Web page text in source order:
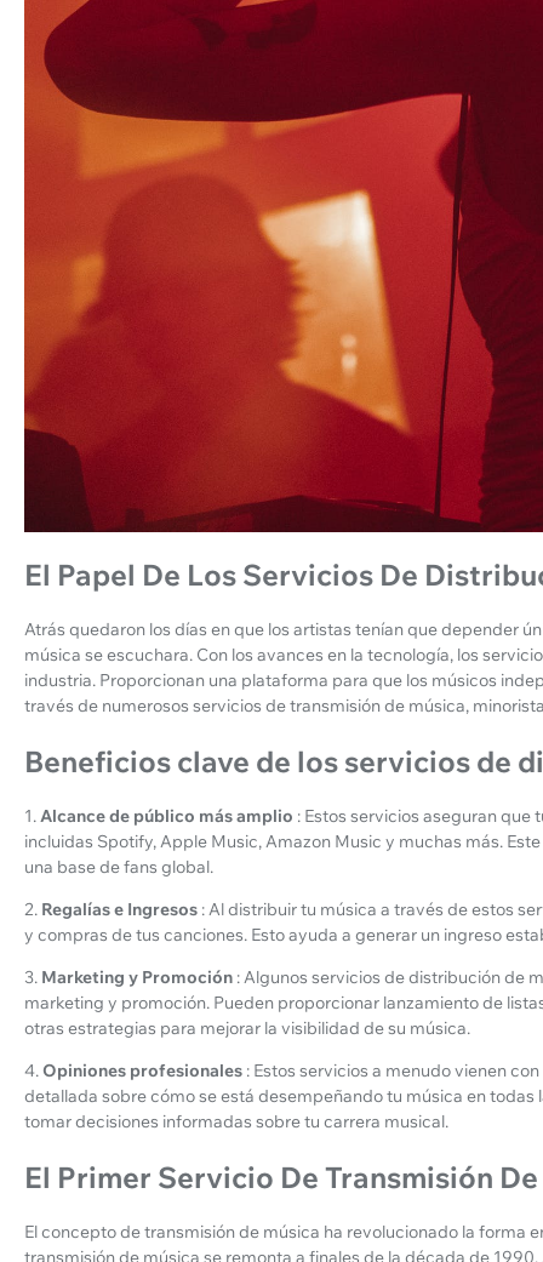
El Papel De Los Servicios De
Atrás quedaron los días en que los artistas tenían que depender
música se escuchara. Con los avances en la tecnología, los
industria. Proporcionan una plataforma para que los músicos
través de numerosos servicios de transmisión de música,
Beneficios clave de los servicios de
1.Alcance de público más amplio : Estos servicios aseguran
incluidas Spotify, Apple Music, Amazon Music y muchas más.
una base de fans global.
2. Regalías e Ingresos : Al distribuir tu música a través de estos
y compras de tus canciones. Esto ayuda a generar un ingreso
3. Marketing y Promoción : Algunos servicios de distribución de
marketing y promoción. Pueden proporcionar lanzamiento de
otras estrategias para mejorar la visibilidad de su música.
4.Opiniones profesionales : Estos servicios a menudo vienen
detallada sobre cómo se está desempeñando tu música en
tomar decisiones informadas sobre tu carrera musical.
El Primer Servicio De Transmisión
El concepto de transmisión de música ha revolucionado la forma
transmisión de música se remonta a finales de la década de